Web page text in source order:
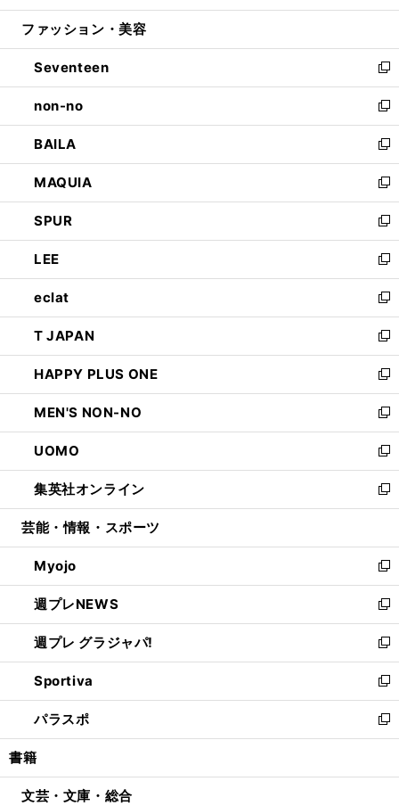
開
ウ
開
く
ン
ウ
で
開
く
ウ
ン
ド
ウ
で
開
く
ファッション・美容
Seventeen
新
し
い
ウ
ィ
ン
ド
ウ
で
開
く
non-no
新
し
い
ウ
ィ
ン
ド
ウ
で
開
く
BAILA
新
し
い
ウ
ィ
ン
ド
ウ
で
開
く
MAQUIA
新
し
い
ウ
ィ
ン
ド
ウ
で
開
く
SPUR
新
し
い
ウ
ィ
ン
ド
ウ
で
開
く
LEE
新
し
い
ウ
ィ
ン
ド
ウ
で
開
く
eclat
新
し
い
ウ
ィ
ン
ド
ウ
で
開
く
T JAPAN
新
し
い
ウ
ィ
ン
ド
ウ
で
開
HAPPY PLUS ONE
新
し
い
ウ
ィ
ン
ド
ウ
開
く
MEN'S NON-NO
新
し
い
ウ
ィ
ン
ウ
で
開
く
UOMO
新
し
い
ウ
ン
ド
ウ
で
開
く
集英社オンライン
新
し
ウ
ィ
ン
ド
ウ
で
開
く
芸能・情報・スポーツ
Myojo
新
し
い
ウ
ィ
ン
ド
ウ
で
開
週プレNEWS
新
し
い
ウ
ィ
ン
ド
ウ
開
週プレ グラジャパ!
新
し
い
ウ
ィ
ン
ウ
Sportiva
新
し
い
ウ
ン
パラスポ
新
し
ウ
書籍
文芸・文庫・総合